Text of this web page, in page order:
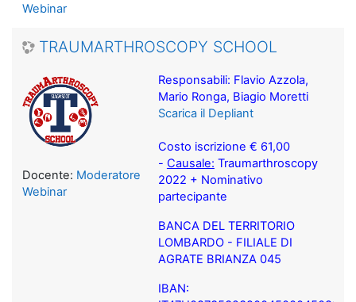
Webinar
TRAUMARTHROSCOPY SCHOOL
Responsabili: Flavio Azzola,
Mario Ronga, Biagio Moretti
Scarica il Depliant
Costo iscrizione € 61,00
- Causale: Traumarthroscopy
2022 + Nominativo
partecipante
BANCA DEL TERRITORIO
LOMBARDO - FILIALE DI
AGRATE BRIANZA 045
IBAN:
Docente: Moderatore
Webinar